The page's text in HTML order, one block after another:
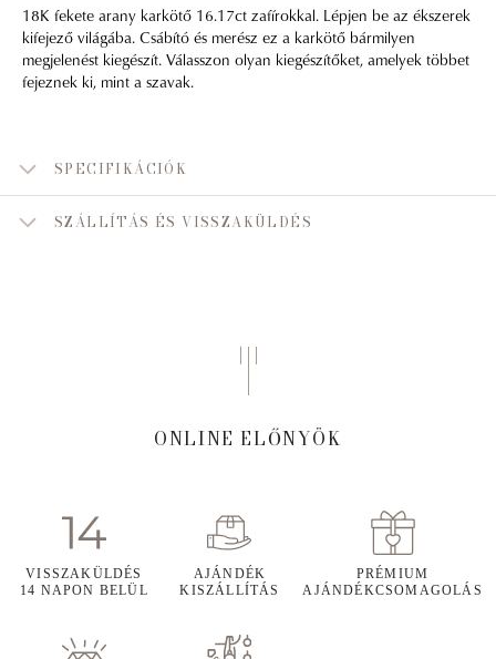
18K fekete arany karkötő 16.17ct zafírokkal. Lépjen be az ékszerek
kifejező világába. Csábító és merész ez a karkötő bármilyen
megjelenést kiegészít. Válasszon olyan kiegészítőket, amelyek többet
fejeznek ki, mint a szavak.
SPECIFIKÁCIÓK
SZÁLLÍTÁS ÉS VISSZAKÜLDÉS
ONLINE ELŐNYÖK
VISSZAKÜLDÉS
14 NAPON BELÜL
AJÁNDÉK
KISZÁLLÍTÁS
PRÉMIUM
AJÁNDÉKCSOMAGOLÁS